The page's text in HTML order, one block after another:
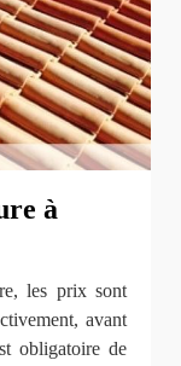
à
les prix sont
avant
obligatoire de